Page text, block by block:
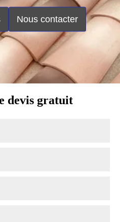
Nous contacter
devis gratuit